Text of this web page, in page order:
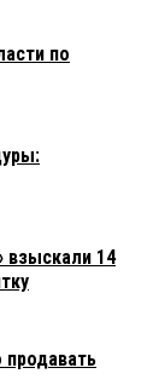
по
взыскали 14